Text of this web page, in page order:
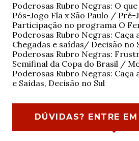
Poderosas Rubro Negras: O
Pós-Jogo Fla x São Paulo / Pré-
Participação no programa O
Poderosas Rubro Negras:
Chegadas e saídas/ Decisão no
Poderosas Rubro Negras:
Semifinal da Copa do Brasil /
Poderosas Rubro Negras: Caça
e Saídas, Decisão no Sul
DÚVIDAS? ENTRE